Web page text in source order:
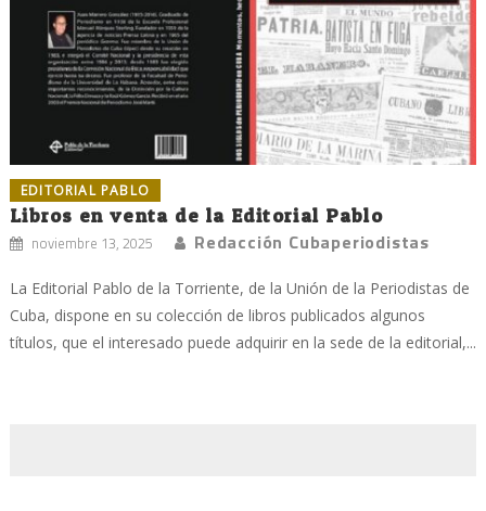
EDITORIAL PABLO
Libros en venta de la Editorial Pablo
noviembre 13, 2025 Redacción Cubaperiodistas
La Editorial Pablo de la Torriente, de la Unión de la Periodistas de
Cuba, dispone en su colección de libros publicados algunos
títulos, que el interesado puede adquirir en la sede de la editorial,...